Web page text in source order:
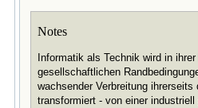
Notes
Informatik als Technik wird in
gesellschaftlichen
wachsender Verbreitung
transformiert - von einer industriell